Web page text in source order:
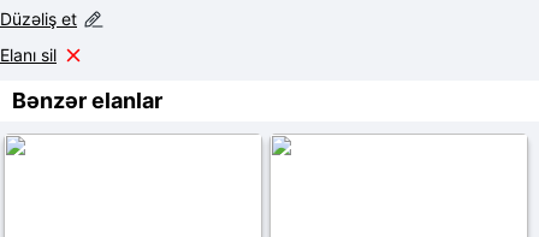
Düzəliş et
Elanı sil
Bənzər elanlar